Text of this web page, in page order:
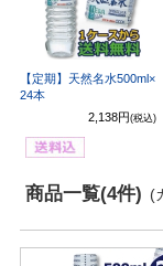
【定期】天然名水500ml×
24本
2,138円 (税込)
商品一覧(4件) (